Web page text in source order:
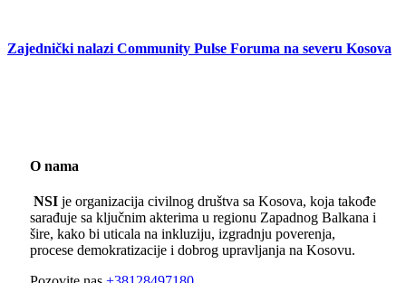
Zajednički nalazi Community Pulse Foruma na severu Kosova
O nama
NSI je organizacija civilnog društva sa Kosova, koja takođe
sarađuje sa ključnim akterima u regionu Zapadnog Balkana i
šire, kako bi uticala na inkluziju, izgradnju poverenja,
procese demokratizacije i dobrog upravljanja na Kosovu.